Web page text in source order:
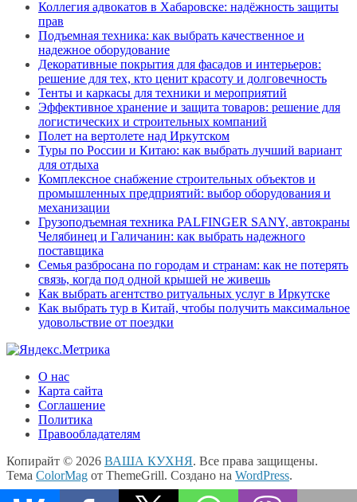
Коллегия адвокатов в Хабаровске: надёжность защиты
прав
Подъемная техника: как выбрать качественное и
надежное оборудование
Декоративные покрытия для фасадов и интерьеров:
решение для тех, кто ценит красоту и долговечность
Тенты и каркасы для техники и мероприятий
Эффективное хранение и защита товаров: решение для
логистических и строительных компаний
Полет на вертолете над Иркутском
Туры по России и Китаю: как выбрать лучший вариант
для отдыха
Комплексное снабжение строительных объектов и
промышленных предприятий: выбор оборудования и
механизации
Грузоподъемная техника PALFINGER SANY, автокраны
Челябинец и Галичанин: как выбрать надежного
поставщика
Семья разбросана по городам и странам: как не потерять
связь, когда под одной крышей не живешь
Как выбрать агентство ритуальных услуг в Иркутске
Как выбрать тур в Китай, чтобы получить максимальное
удовольствие от поездки
О нас
Карта сайта
Соглашение
Политика
Правообладателям
Копирайт © 2026 ВАША КУХНЯ. Все права защищены.
Тема ColorMag от ThemeGrill. Создано на WordPress.